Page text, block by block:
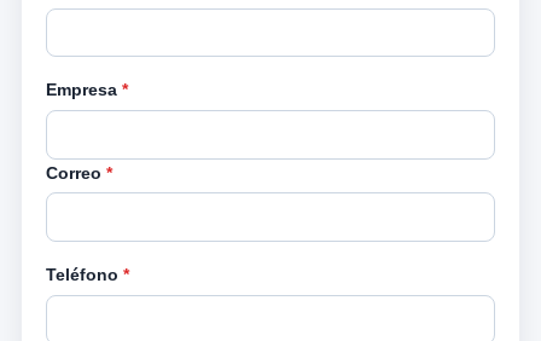
Empresa *
Correo *
Teléfono *